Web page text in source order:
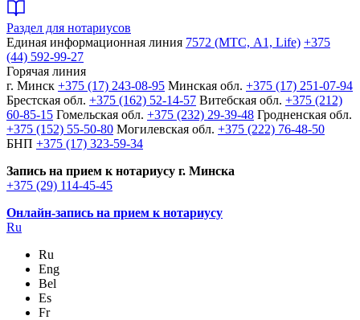
Раздел для нотариусов
Единая информационная линия 7572 (МТС, A1, Life) +375
(44) 592-99-27
Горячая линия
г. Минск +375 (17) 243-08-95 Минская обл. +375 (17) 251-07-94
Брестская обл. +375 (162) 52-14-57 Витебская обл. +375 (212)
60-85-15 Гомельская обл. +375 (232) 29-39-48 Гродненская обл.
+375 (152) 55-50-80 Могилевская обл. +375 (222) 76-48-50
БНП +375 (17) 323-59-34
Запись на прием к нотариусу г. Минска
+375 (29) 114-45-45
Онлайн-запись на прием к нотариусу
Ru
Ru
Eng
Bel
Es
Fr